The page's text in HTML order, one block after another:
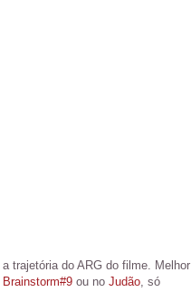
trajetória do ARG do filme. Melhor
Brainstorm#9 ou no Judão, só